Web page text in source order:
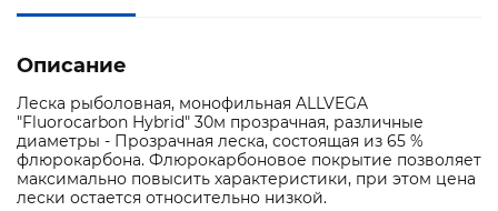
Описание
Леска рыболовная, монофильная ALLVEGA
"Fluorocarbon Hybrid" 30м прозрачная, различные
диаметры - Прозрачная леска, состоящая из 65 %
флюрокарбона. Флюрокарбоновое покрытие позволяет
максимально повысить характеристики, при этом цена
лески остается относительно низкой.